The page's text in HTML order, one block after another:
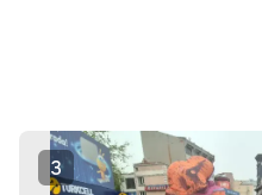
3